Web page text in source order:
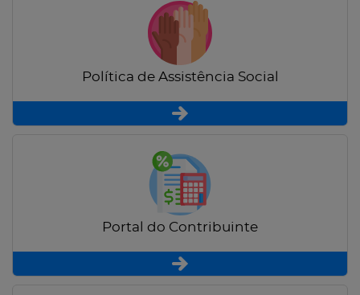
Política de Assistência Social
Portal do Contribuinte